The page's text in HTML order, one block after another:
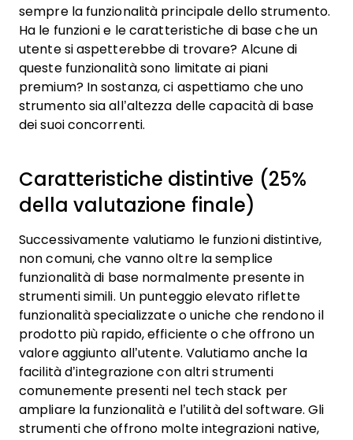
sempre la funzionalità principale dello strumento.
Ha le funzioni e le caratteristiche di base che un
utente si aspetterebbe di trovare? Alcune di
queste funzionalità sono limitate ai piani
premium? In sostanza, ci aspettiamo che uno
strumento sia all’altezza delle capacità di base
dei suoi concorrenti.
Caratteristiche distintive (25%
della valutazione finale)
Successivamente valutiamo le funzioni distintive,
non comuni, che vanno oltre la semplice
funzionalità di base normalmente presente in
strumenti simili. Un punteggio elevato riflette
funzionalità specializzate o uniche che rendono il
prodotto più rapido, efficiente o che offrono un
valore aggiunto all’utente. Valutiamo anche la
facilità d’integrazione con altri strumenti
comunemente presenti nel tech stack per
ampliare la funzionalità e l’utilità del software. Gli
strumenti che offrono molte integrazioni native,